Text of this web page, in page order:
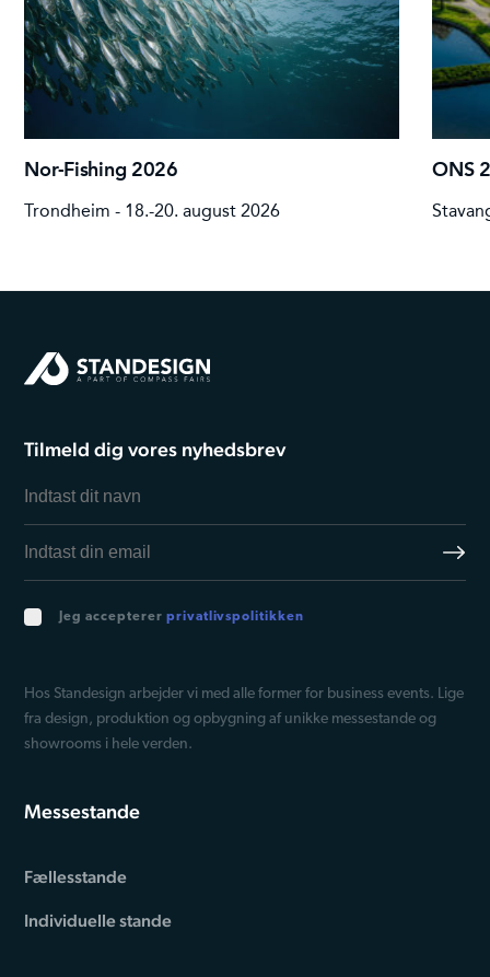
Nor-Fishing 2026
Trondheim - 18.-20. august 2026
ONS
Tilmeld dig vores nyhedsbrev
Jeg accepterer privatlivspolitikken
Hos Standesign arbejder vi med alle former for business events. Lige
fra design, produktion og opbygning af unikke messestande og
showrooms i hele verden.
Messestande
Fællesstande
Individuelle stande